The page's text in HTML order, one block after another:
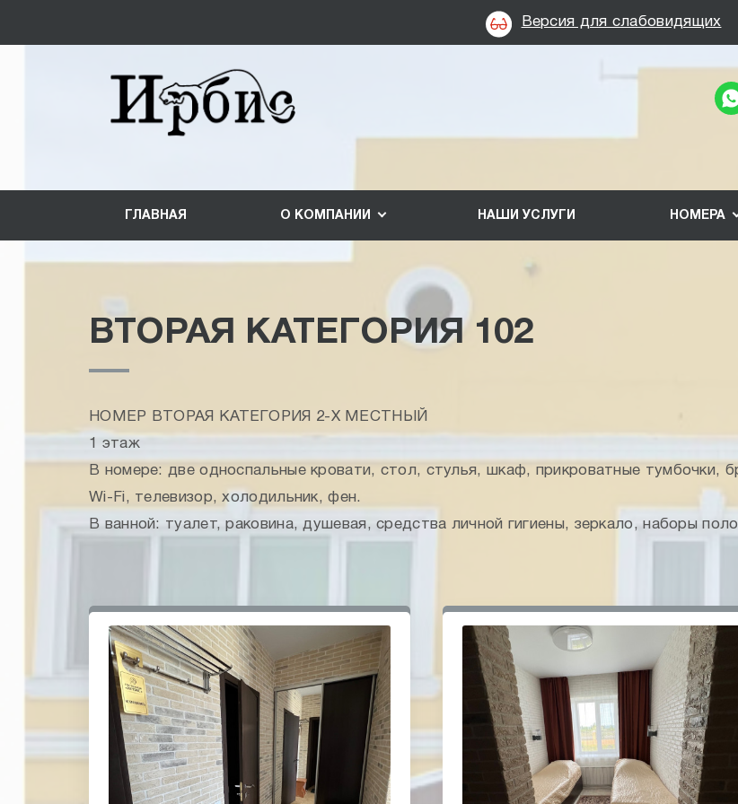
Версия для слабовидящих
ГЛАВНАЯ О КОМПАНИИ НАШИ УСЛУГИ НОМЕРА
ВТОРАЯ КАТЕГОРИЯ 102
НОМЕР ВТОРАЯ КАТЕГОРИЯ 2-Х МЕСТНЫЙ
1 этаж
В номере: две односпальные кровати, стол, стулья, шкаф, прикроватные тумбочки,
Wi-Fi, телевизор, холодильник, фен.
В ванной: туалет, раковина, душевая, средства личной гигиены, зеркало, наборы